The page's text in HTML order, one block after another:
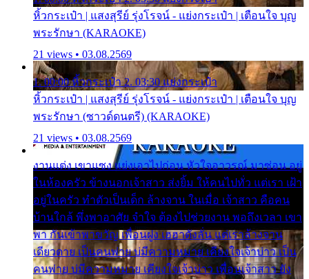
หิ้วกระเป๋า | แสงสุรีย์ รุ่งโรจน์ - แย่งกระเป๋า | เตือนใจ บุญ
พระรักษา (KARAOKE)
21 views • 03.08.2569
1. 00:00 หิ้วกระเป๋า 2. 03:30 แย่งกระเป๋า
หิ้วกระเป๋า | แสงสุรีย์ รุ่งโรจน์ - แย่งกระเป๋า | เตือนใจ บุญ
พระรักษา (ซาวด์ดนตรี) (KARAOKE)
21 views • 03.08.2569
งานแต่ง เขาแซง แย่งเอาไปก่อน หัวใจอาวรณ์ มาซ่อน อยู่
ในห้องครัว ข้างนอกเจ้าสาว ส่งยิ้ม ให้คนไปทั่ว แต่เรา เฝ้า
อยู่ในครัว ทำตัวเป็นเด็ก ล้างจาน ในเมื่อ เจ้าสาว คือคน
บ้านใกล้ พึ่งพาอาศัย จำใจ ต้องไปช่วยงาน พอถึงเวลา เขา
พา กันเข้าพาขวัญ เพื่อนฝูง เฮฮาดังลั่น แต่เราล้างจาน
เดียวดาย เป็นคนพ่าย บ่มีความหมาย เคียงใจเจ้าบ่าว เป็น
คนพ่าย บ่มีความหมาย เคียงใจเจ้าบ่าว เพื่อนเจ้าสาว ยัง